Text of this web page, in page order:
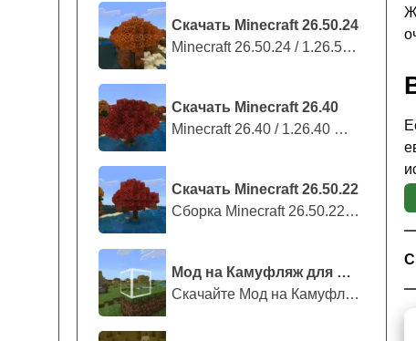
Скачать Minecraft 26.50.24
Minecraft 26.50.24 / 1.26.50.24 предс...
Скачать Minecraft 26.40
Minecraft 26.40 / 1.26.40 — стабильны...
Скачать Minecraft 26.50.22
Сборка Minecraft 26.50.22 / 1.26.50.2...
Мод на Камуфляж для Майнкрафт ПЕ
Скачайте Мод на Камуфляж на Майнкрафт...